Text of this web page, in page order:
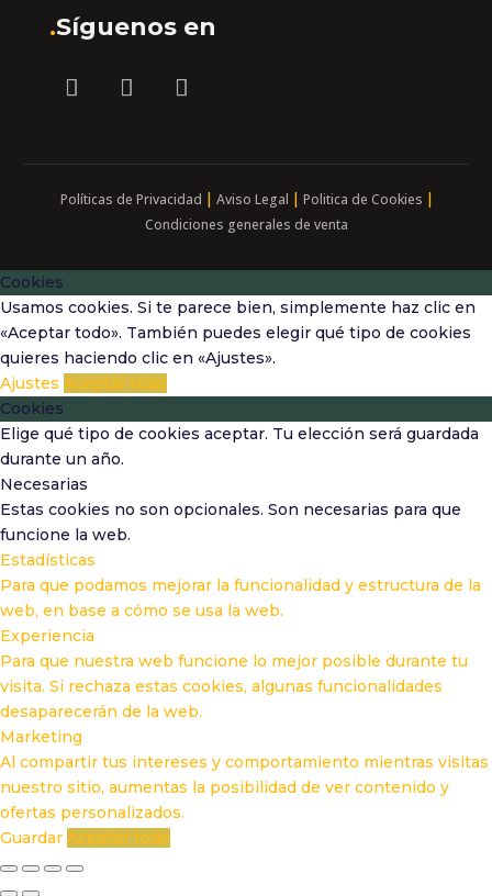
.Síguenos en
Políticas de Privacidad | Aviso Legal | Politica de Cookies |
Condiciones generales de venta
Cookies
Usamos cookies. Si te parece bien, simplemente haz clic en
«Aceptar todo». También puedes elegir qué tipo de cookies
quieres haciendo clic en «Ajustes».
Ajustes Aceptar todo
Cookies
Elige qué tipo de cookies aceptar. Tu elección será guardada
durante un año.
Necesarias
Estas cookies no son opcionales. Son necesarias para que
funcione la web.
Estadísticas
Para que podamos mejorar la funcionalidad y estructura de la
web, en base a cómo se usa la web.
Experiencia
Para que nuestra web funcione lo mejor posible durante tu
visita. Si rechaza estas cookies, algunas funcionalidades
desaparecerán de la web.
Marketing
Al compartir tus intereses y comportamiento mientras visitas
nuestro sitio, aumentas la posibilidad de ver contenido y
ofertas personalizados.
Guardar Aceptar todo